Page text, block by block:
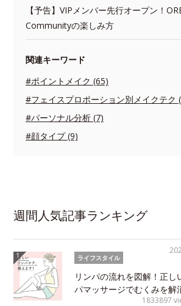
【予告】VIPメンバー先行オープン！
Communityの楽しみ方
関連キーワード
#ポイントメイク (65)
#フェイスプロポーション別メイクテク
#パーソナル分析 (7)
#顔タイプ (9)
週間人気記事ランキング
ライフスタイル
リンパの流れを図解！正し
パマッサージでむくみを解
1833897